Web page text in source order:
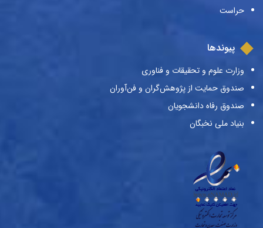
حراست
پیوندها
وزارت علوم و تحقیقات و فناوری
صندوق حمایت از پژوهش‌گران و فن‌آوران
صندوق رفاه دانشجویان
بنیاد ملی نخبگان